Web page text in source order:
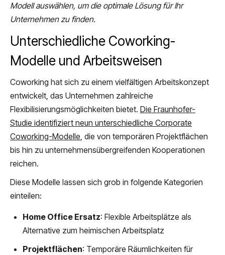
Modell auswählen, um die optimale Lösung für Ihr
Unternehmen zu finden.
Unterschiedliche Coworking-
Modelle und Arbeitsweisen
Coworking hat sich zu einem vielfältigen Arbeitskonzept
entwickelt, das Unternehmen zahlreiche
Flexibilisierungsmöglichkeiten bietet. Die Fraunhofer-
Studie identifiziert neun unterschiedliche Corporate
Coworking-Modelle, die von temporären Projektflächen
bis hin zu unternehmensübergreifenden Kooperationen
reichen.
Diese Modelle lassen sich grob in folgende Kategorien
einteilen:
Home Office Ersatz: Flexible Arbeitsplätze als
Alternative zum heimischen Arbeitsplatz
Projektflächen: Temporäre Räumlichkeiten für